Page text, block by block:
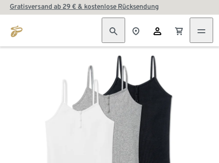
Gratisversand ab 29 € & kostenlose Rücksendung